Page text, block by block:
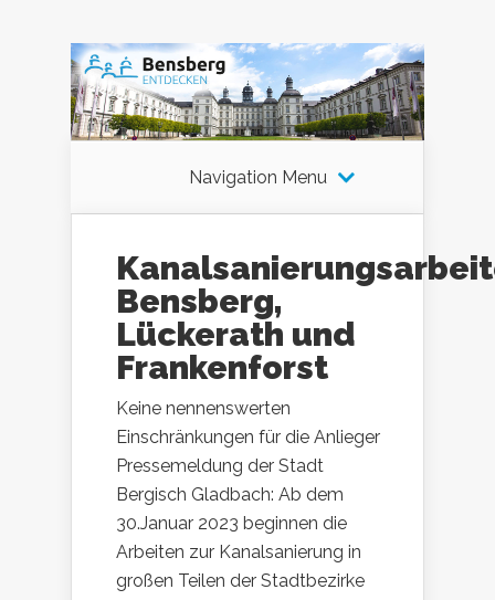
Navigation Menu
Bensberg,
Lückerath und
Frankenforst
Keine nennenswerten
Einschränkungen für die Anlieger
Pressemeldung der Stadt
Bergisch Gladbach: Ab dem
30.Januar 2023 beginnen die
Arbeiten zur Kanalsanierung in
großen Teilen der Stadtbezirke